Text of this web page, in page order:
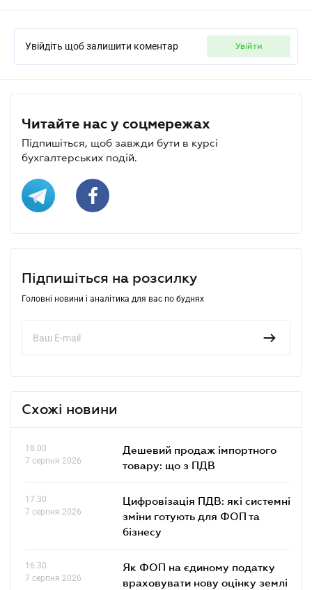
Увійдіть щоб залишити коментар увійти
Читайте нас у соцмережах
Підпишіться, щоб завжди бути в курсі
бухгалтерських подій.
Підпишіться на розсилку
Головні новини і аналітика для вас по буднях
Схожі новини
18.00
7 серпня 2026
Дешевий продаж імпортного
товару: що з ПДВ
17.30
7 серпня 2026
Цифровізація ПДВ: які системні
зміни готують для ФОП та
бізнесу
16.30
7 серпня 2026
Як ФОП на єдиному податку
враховувати нову оцінку землі